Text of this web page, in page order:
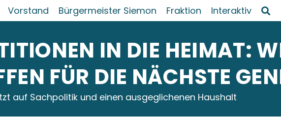
Vorstand Bürgermeister Siemon Fraktion Interaktiv
IN DIE HEIMAT:
FÜR DIE NÄCHSTE
auf Sachpolitik und einen ausgeglichenen Haushalt